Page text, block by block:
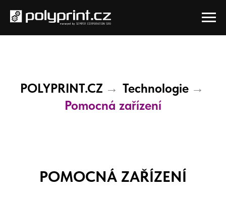
POLYPRINT.CZ → Technologie →
Pomocná zařízení
POMOCNÁ ZAŘÍZENÍ